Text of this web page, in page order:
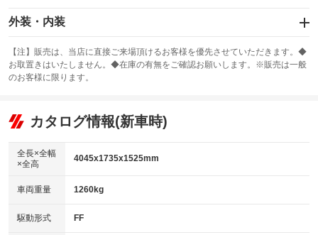
エアバッグ：運転席/助手席/サイド
：装備あり
：装備なし
サンルーフ
：装備なし ABS
リフトアップ
：装備なし
：装備なし
パワーウィンドウ
アイドリングストップ
：装備あり
USB入力端子
：装備あり
外装・内装
カーナビ：メモリーナビ他
：装備あり
TV：フルセグ
：装備あり
ビジュアル
：装備なし
：装備あり
革シート
キーレス
HID(キセノンライト)
：装備なし
【注】販売は、当店に直接ご来場頂けるお客様を優先させていただきます。◆
お取置きはいたしません。◆在庫の有無をご確認お願いします。※販売は一般
のお客様に限ります。
カタログ情報(新車時)
全長×全幅
×全高
4045x1735x1525mm
車両重量 1260kg
駆動形式 FF